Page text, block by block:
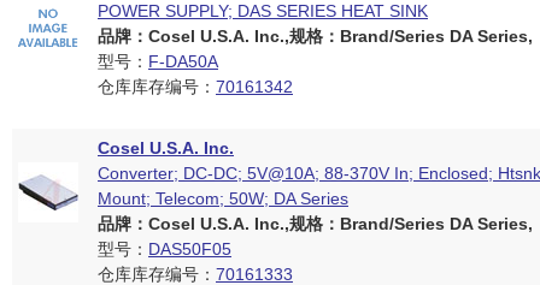
POWER SUPPLY; DAS SERIES HEAT SINK
品牌：Cosel U.S.A. Inc.,规格：Brand/Series DA Series,
型号： F-DA50A
仓库库存编号： 70161342
Cosel U.S.A. Inc.
Converter; DC-DC; 5V@10A; 88-370V In; Enclosed;
Mount; Telecom; 50W; DA Series
品牌：Cosel U.S.A. Inc.,规格：Brand/Series DA Series,
型号： DAS50F05
仓库库存编号： 70161333